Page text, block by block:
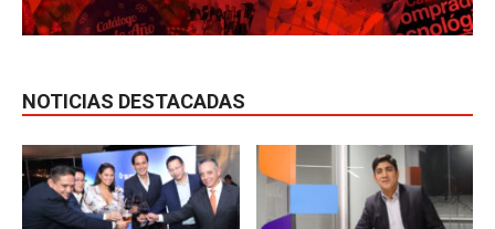
NOTICIAS DESTACADAS